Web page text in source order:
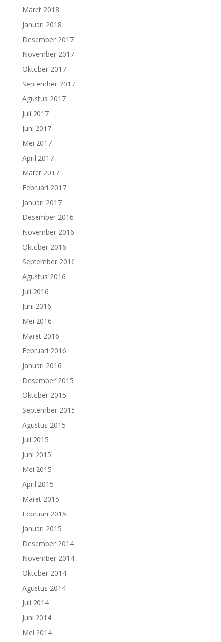
Maret 2018
Januari 2018
Desember 2017
November 2017
Oktober 2017
September 2017
Agustus 2017
Juli 2017
Juni 2017
Mei 2017
April 2017
Maret 2017
Februari 2017
Januari 2017
Desember 2016
November 2016
Oktober 2016
September 2016
Agustus 2016
Juli 2016
Juni 2016
Mei 2016
Maret 2016
Februari 2016
Januari 2016
Desember 2015
Oktober 2015
September 2015
Agustus 2015
Juli 2015
Juni 2015
Mei 2015
April 2015
Maret 2015
Februari 2015
Januari 2015
Desember 2014
November 2014
Oktober 2014
Agustus 2014
Juli 2014
Juni 2014
Mei 2014